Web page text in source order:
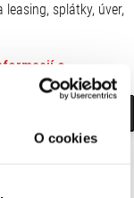
O cookies
splátky, úver,
v cene
doplnky, servis a
o